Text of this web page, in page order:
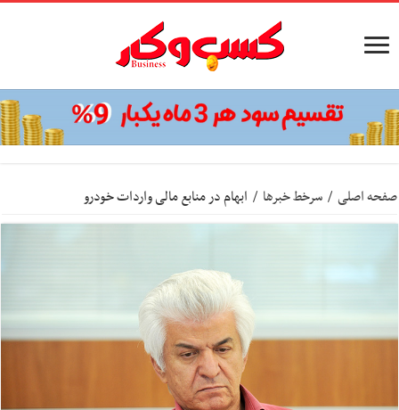
صفحه اصلی / سرخط خبرها / ابهام در منابع مالی واردات خودرو